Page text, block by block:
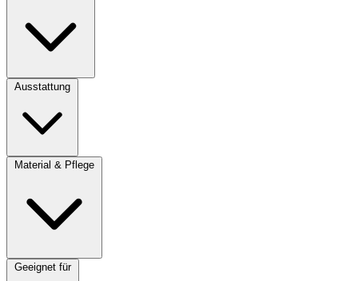
Ausstattung
Material & Pflege
Geeignet für